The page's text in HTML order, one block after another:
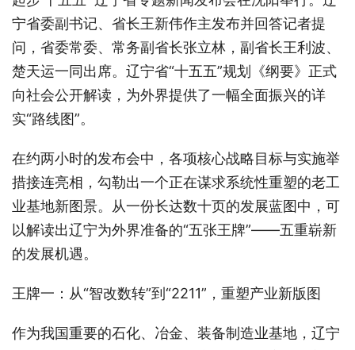
宁省委副书记、省长王新伟作主发布并回答记者提
问，省委常委、常务副省长张立林，副省长王利波、
楚天运一同出席。辽宁省“十五五”规划《纲要》正式
向社会公开解读，为外界提供了一幅全面振兴的详
实“路线图”。
在约两小时的发布会中，各项核心战略目标与实施举
措接连亮相，勾勒出一个正在谋求系统性重塑的老工
业基地新图景。从一份长达数十页的发展蓝图中，可
以解读出辽宁为外界准备的“五张王牌”——五重崭新
的发展机遇。
王牌一：从“智改数转”到“2211”，重塑产业新版图
作为我国重要的石化、冶金、装备制造业基地，辽宁